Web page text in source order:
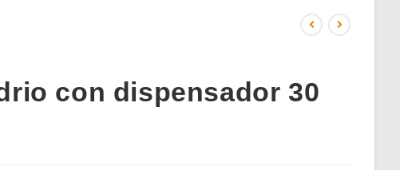
con dispensador 30